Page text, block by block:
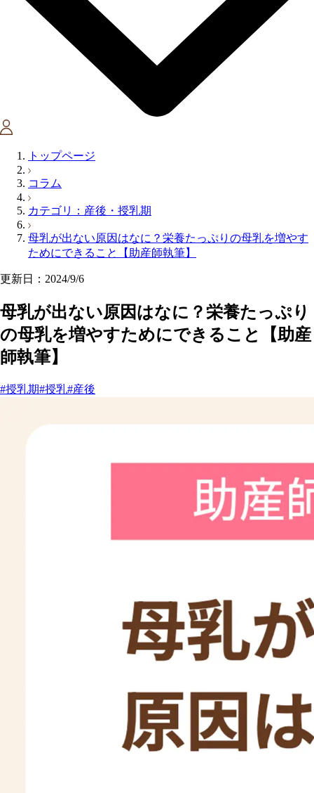
トップページ
コラム
カテゴリ：産後・授乳期
母乳が出ない原因はなに？栄養たっぷりの母乳を増やす
ためにできること【助産師執筆】
更新日：2024/9/6
母乳が出ない原因はなに？栄養たっぷり
の母乳を増やすためにできること【助産
師執筆】
#授乳期#授乳#産後